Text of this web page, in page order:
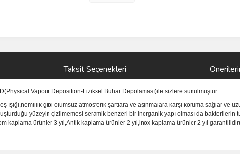
Taksit Seçenekleri
Vapour Deposition-Fiziksel Buhar Depolaması)ile sizlere sunulmuştur.
gibi olumsuz atmosferik şartlara ve aşınmalara karşı koruma sağlar ve
yüzeyin çizilmemesi seramik benzeri bir inorganik yapı olması da bakterilerin
kaplama ürünler 3 yıl,Antik kaplama ürünler 2 yıl,inox kaplama ürünler 2 yıl